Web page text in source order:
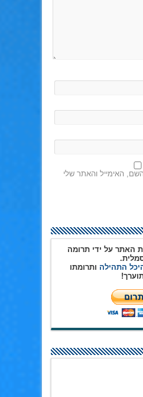
האימייל והאתר שלי
האתר על ידי תרומה
התהילה ותרומתו